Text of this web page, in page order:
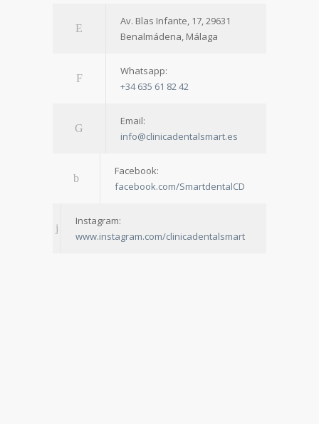
Av. Blas Infante, 17, 29631
Benalmádena, Málaga
Whatsapp:
+34 635 61 82 42
Email:
info@clinicadentalsmart.es
Facebook:
facebook.com/SmartdentalCD
Instagram:
www.instagram.com/clinicadentalsmart